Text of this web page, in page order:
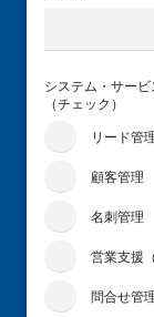
システム・サー
（チェック）
リード管
顧客管理
名刺管理
営業支援
問合せ管